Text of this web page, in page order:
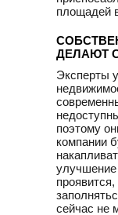
площадей
ДЕЛАЮТ
Эксперты
поэтому
компании
сейчас не